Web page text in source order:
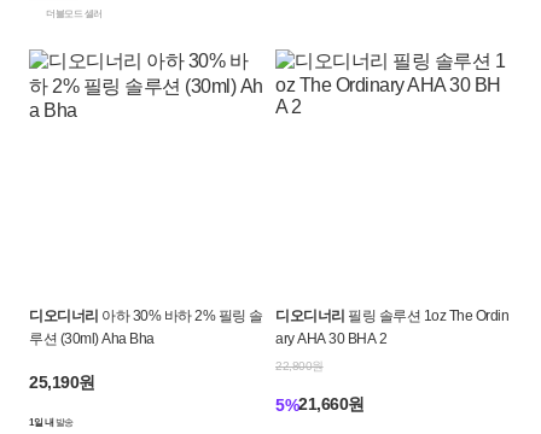
더블모드 셀러
디오디너리 아하 30% 바하 2% 필링 솔
루션 (30ml) Aha Bha
25,190원
1일 내 발송
디오디너리 필링 솔루션 1oz The Ordin
ary AHA 30 BHA 2
22,800원
5%21,660원